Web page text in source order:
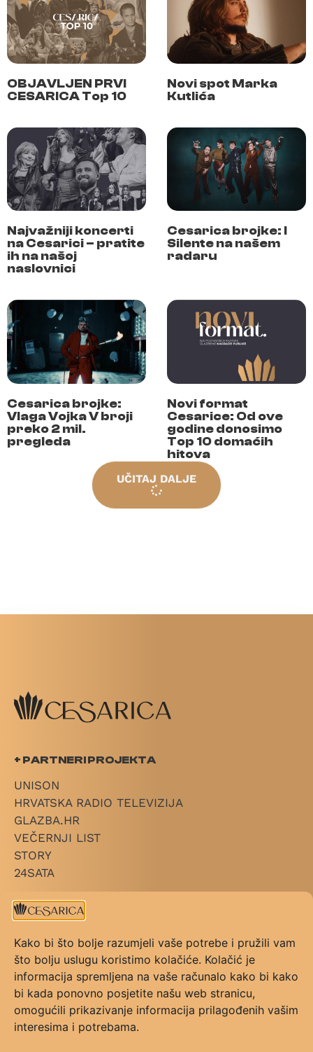
Kako bi što bolje razumjeli vaše potrebe i pružili vam
što bolju uslugu koristimo kolačiće. Kolačić je
informacija spremljena na vaše računalo kako bi kako
bi kada ponovno posjetite našu web stranicu,
omogućili prikazivanje informacija prilagođenih vašim
interesima i potrebama.
OBJAVLJEN PRVI
CESARICA Top 10
Novi spot Marka
Kutlića
Najvažniji koncerti
na Cesarici – pratite
ih na našoj
naslovnici
Cesarica brojke: I
Silente na našem
radaru
Cesarica brojke:
Vlaga Vojka V broji
preko 2 mil.
pregleda
Novi format
Cesarice: Od ove
godine donosimo
Top 10 domaćih
hitova
UČITAJ DALJE
+ PARTNERI PROJEKTA
UNISON
HRVATSKA RADIO TELEVIZIJA
GLAZBA.HR
VEČERNJI LIST
STORY
24SATA
+ LINKOVI
KATEGORIJE
PRAVILNIK NAGRADE
PRAVILNIK GLASOVANJA
KONTAKT
UVJETI KORIŠTENJA
FAQ